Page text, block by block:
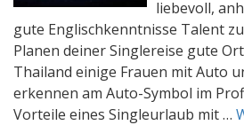
liebevoll,
gute Englischkenntnisse Talent
Planen deiner Singlereise gute
Thailand einige Frauen mit Auto
erkennen am Auto-Symbol im
Vorteile eines Singleurlaub mit …